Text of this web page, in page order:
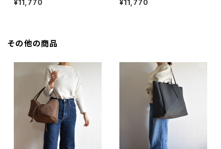
¥11,770 ¥11,770
その他の商品